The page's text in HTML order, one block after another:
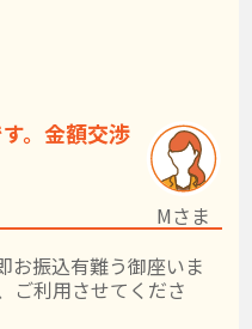
。金額交渉
お振込有難う御座いま
ご利用させてくださ
Mさま